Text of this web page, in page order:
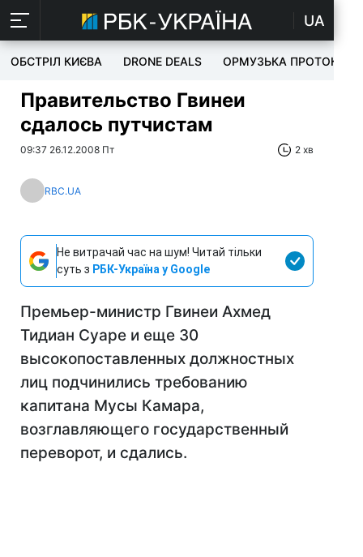
UA
ОБСТРІЛ КИЄВА DRONE DEALS ОРМУЗЬКА ПРОТОКА
Правительство Гвинеи
сдалось путчистам
09:37 26.12.2008 Пт 2 хв
RBC.UA
Не витрачай час на шум! Читай тільки
суть з РБК-Україна у Google
Премьер-министр Гвинеи Ахмед
Тидиан Суаре и еще 30
высокопоставленных должностных
лиц подчинились требованию
капитана Мусы Камара,
возглавляющего государственный
переворот, и сдались.